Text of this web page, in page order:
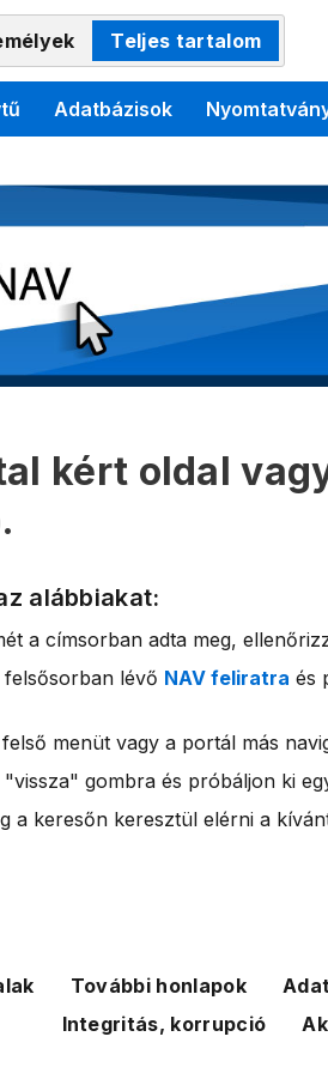
Teljes tartalom
Adatbázisok
kért oldal
alábbiakat:
a címsorban adta meg,
felsősorban lévő NAV feliratra és
menüt vagy a portál más
"vissza" gombra és próbáljon ki
a keresőn keresztül elérni a
További honlapok
Integritás, korrupció